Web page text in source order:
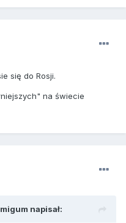
się do Rosji.
na świecie
napisał: